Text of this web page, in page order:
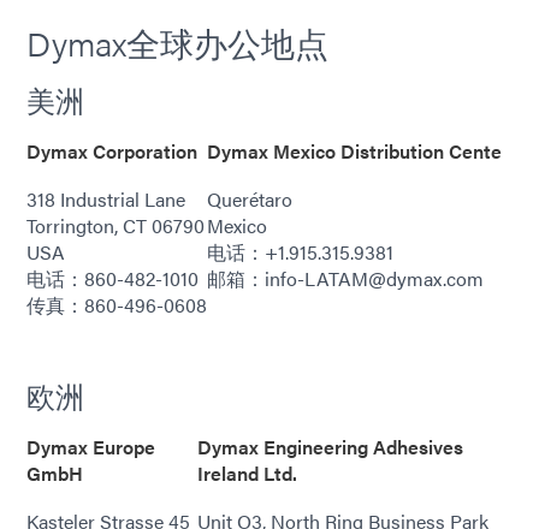
Dymax全球办公地点
美洲
Dymax Corporation
318 Industrial Lane
Torrington, CT 06790
USA
电话：860-482-1010
传真：860-496-0608
Dymax Mexico Distribution Cente
Querétaro
Mexico
电话：+1.915.315.9381
邮箱：info-LATAM@dymax.com
欧洲
Dymax Europe
GmbH
Kasteler Strasse 45
Dymax Engineering Adhesives
Ireland Ltd.
Unit O3, North Ring Business Park